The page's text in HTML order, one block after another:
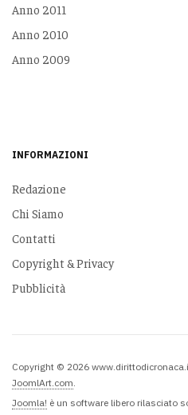
Anno 2011
Anno 2010
Anno 2009
INFORMAZIONI
Redazione
Chi Siamo
Contatti
Copyright & Privacy
Pubblicità
Copyright © 2026
JoomlArt.com.
Joomla! è un software libero rilasciato